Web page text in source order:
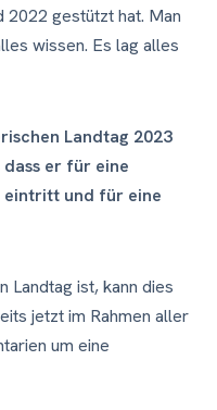
2022 gestützt hat. Man
wissen. Es lag alles
Landtag 2023
er für eine
und für eine
Landtag ist, kann dies
jetzt im Rahmen aller
um eine